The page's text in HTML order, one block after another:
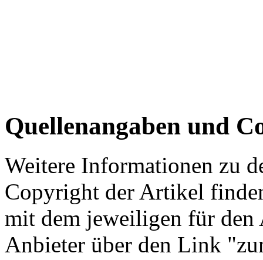
Quellenangaben und
Weitere Informationen zu
Copyright der Artikel
mit dem jeweiligen für
Anbieter über den Link